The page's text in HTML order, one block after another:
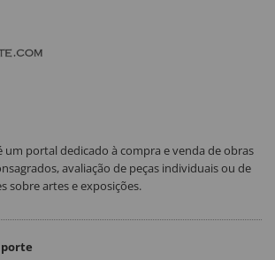
um portal dedicado à compra e venda de obras
avaliação de peças individuais ou de
sobre artes e exposições.